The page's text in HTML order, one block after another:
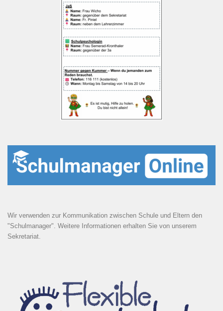
Wir verwenden zur Kommunikation zwischen Schule und Eltern den
"Schulmanager". Weitere Informationen erhalten Sie von unserem
Sekretariat.